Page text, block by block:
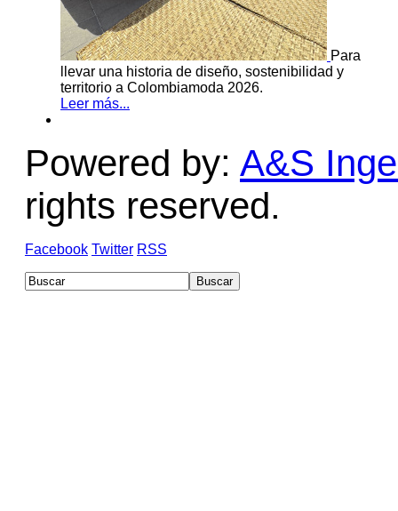
Para
llevar una historia de diseño, sostenibilidad y
territorio a Colombiamoda 2026.
Leer más...
Powered by: A&S
rights reserved.
Facebook Twitter RSS